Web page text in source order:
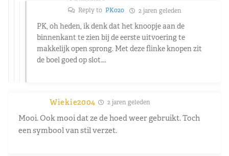
Reply to PK020 2 jaren geleden
PK, oh heden, ik denk dat het knoopje aan de
binnenkant te zien bij de eerste uitvoering te
makkelijk open sprong. Met deze flinke knopen zit
de boel goed op slot….
Wiekie2004 2 jaren geleden
Mooi. Ook mooi dat ze de hoed weer gebruikt. Toch
een symbool van stil verzet.